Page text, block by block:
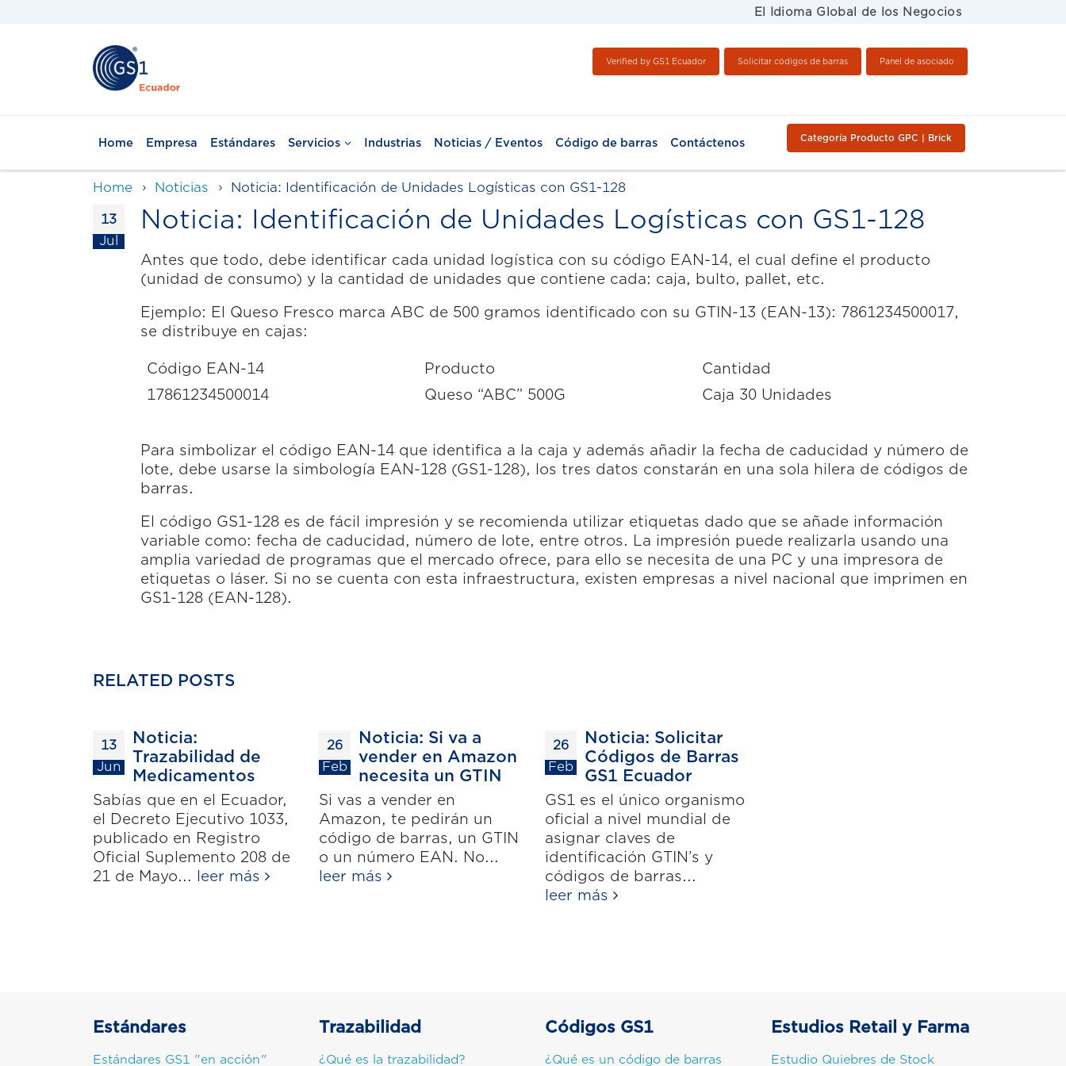
El Idioma Global de los Negocios
Verified by GS1 Ecuador Solicitar códigos de barras Panel de asociado
Home Empresa Estándares Servicios Industrias Noticias / Eventos Código de barras Contáctenos Categoría Producto GPC | Brick
Home Noticias Noticia: Identificación de Unidades Logísticas con GS1-128
13
Jul
Noticia: Identificación de Unidades Logísticas con GS1-128
Antes que todo, debe identificar cada unidad logística con su código EAN-14, el cual define el producto
(unidad de consumo) y la cantidad de unidades que contiene cada: caja, bulto, pallet, etc.
Ejemplo: El Queso Fresco marca ABC de 500 gramos identificado con su GTIN-13 (EAN-13): 7861234500017,
se distribuye en cajas:
Código EAN-14 Producto
Cantidad
17861234500014
Queso “ABC” 500G Caja 30 Unidades
Para simbolizar el código EAN-14 que identifica a la caja y además añadir la fecha de caducidad y número de
lote, debe usarse la simbología EAN-128 (GS1-128), los tres datos constarán en una sola hilera de códigos de
barras.
El código GS1-128 es de fácil impresión y se recomienda utilizar etiquetas dado que se añade información
variable como: fecha de caducidad, número de lote, entre otros. La impresión puede realizarla usando una
amplia variedad de programas que el mercado ofrece, para ello se necesita de una PC y una impresora de
etiquetas o láser. Si no se cuenta con esta infraestructura, existen empresas a nivel nacional que imprimen en
GS1-128 (EAN-128).
RELATED POSTS
13
Jun
Noticia:
Trazabilidad de
Medicamentos
Sabías que en el Ecuador,
el Decreto Ejecutivo 1033,
publicado en Registro
Oficial Suplemento 208 de
21 de Mayo...
leer más
26
Feb
Noticia: Si va a
vender en Amazon
necesita un GTIN
Si vas a vender en
Amazon, te pedirán un
código de barras, un GTIN
o un número EAN. No...
leer más
26
Feb
Noticia: Solicitar
Códigos de Barras
GS1 Ecuador
GS1 es el único organismo
oficial a nivel mundial de
asignar claves de
identificación GTIN’s y
códigos de barras...
leer más
Estándares
Estándares GS1 "en acción"
Trazabilidad
¿Qué es la trazabilidad?
Códigos GS1
¿Qué es un código de barras
Estudios Retail y Farma
Estudio Quiebres de Stock